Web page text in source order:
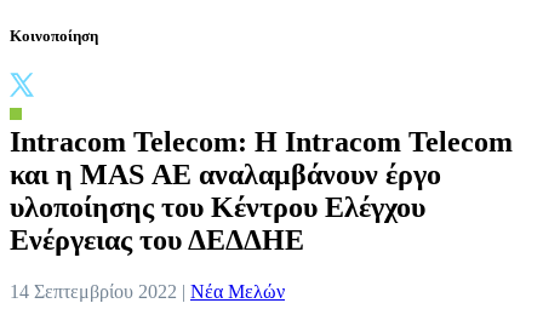
Κοινοποίηση
Intracom Telecom: Η Intracom Telecom
και η MAS ΑΕ αναλαμβάνουν έργο
υλοποίησης του Κέντρου Ελέγχου
Ενέργειας του ΔΕΔΔΗΕ
14 Σεπτεμβρίου 2022 | Νέα Μελών